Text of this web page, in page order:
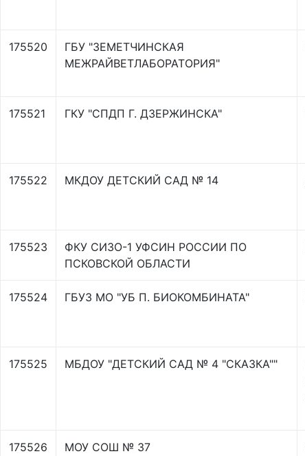
175520
ГБУ "ЗЕМЕТЧИНСКАЯ
МЕЖРАЙВЕТЛАБОРАТОРИЯ"
175521 ГКУ "СПДП Г. ДЗЕРЖИНСКА"
175522 МКДОУ ДЕТСКИЙ САД № 14
175523
ФКУ СИЗО-1 УФСИН РОССИИ ПО
ПСКОВСКОЙ ОБЛАСТИ
175524 ГБУЗ МО "УБ П. БИОКОМБИНАТА"
175525 МБДОУ "ДЕТСКИЙ САД № 4 "СКАЗКА""
175526 МОУ СОШ № 37